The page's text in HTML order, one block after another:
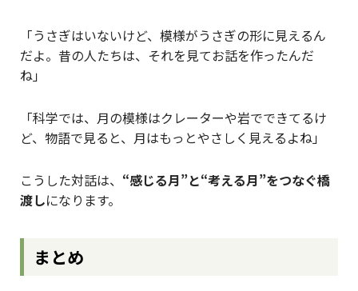
「うさぎはいないけど、模様がうさぎの形に見えるん
だよ。昔の人たちは、それを見てお話を作ったんだ
ね」
「科学では、月の模様はクレーターや岩でできてるけ
ど、物語で見ると、月はもっとやさしく見えるよね」
こうした対話は、 “感じる月”と“考える月”をつなぐ橋
渡しになります。
まとめ